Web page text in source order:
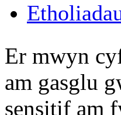
Er mwyn
am gasglu
sensitif am